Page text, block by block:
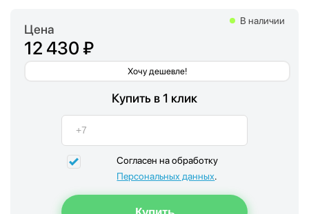
Цена
12 430 ₽
Хочу дешевле!
В наличии
Купить в 1 клик
Согласен на обработку
Персональных данных.